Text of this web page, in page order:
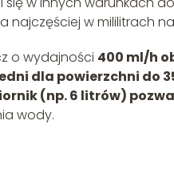
najczęściej w mililitrach
o wydajności 400 ml/h
dla powierzchni do
(np. 6 litrów)
wody.